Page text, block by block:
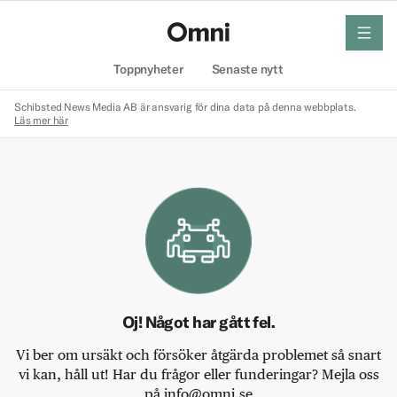
Toppnyheter Senaste nytt
meny
Schibsted News Media AB är ansvarig för dina data på denna webbplats.
Läs mer här
Oj! Något har gått fel.
Vi ber om ursäkt och försöker åtgärda problemet så snart
vi kan, håll ut! Har du frågor eller funderingar? Mejla oss